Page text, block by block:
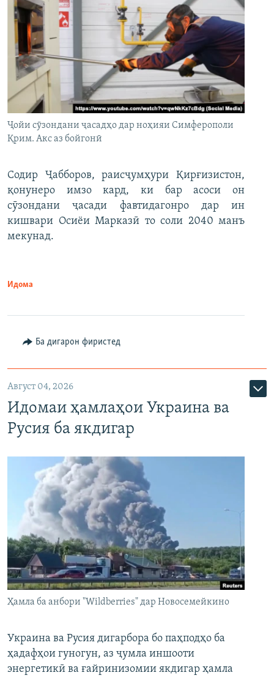
Ҷойи сӯзондани ҷасадҳо дар ноҳияи Симферополи
Қрим. Акс аз бойгонӣ
Содир Ҷабборов, раисҷумҳури Қирғизистон,
қонунеро имзо кард, ки бар асоси он
сӯзондани ҷасади фавтидагонро дар ин
кишвари Осиёи Марказӣ то соли 2040 манъ
мекунад.
Идома
Ба дигарон фиристед
Август 04, 2026
Идомаи ҳамлаҳои Украина ва
Русия ба якдигар
Ҳамла ба анбори "Wildberries" дар Новосемейкино
Украина ва Русия дигарбора бо паҳподҳо ба
ҳадафҳои гуногун, аз ҷумла иншооти
энергетикӣ ва ғайринизомии якдигар ҳамла